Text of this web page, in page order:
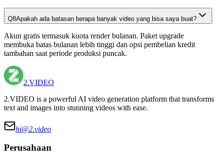
Q8Apakah ada batasan berapa banyak video yang bisa saya buat?
Akun gratis termasuk kuota render bulanan. Paket upgrade
membuka batas bulanan lebih tinggi dan opsi pembelian kredit
tambahan saat periode produksi puncak.
2.VIDEO
2.VIDEO is a powerful AI video generation platform that transforms
text and images into stunning videos with ease.
hi@2.video
Perusahaan